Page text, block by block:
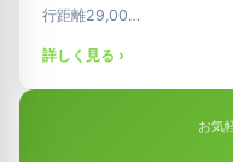
行距離29,00…
詳しく見る ›
お気